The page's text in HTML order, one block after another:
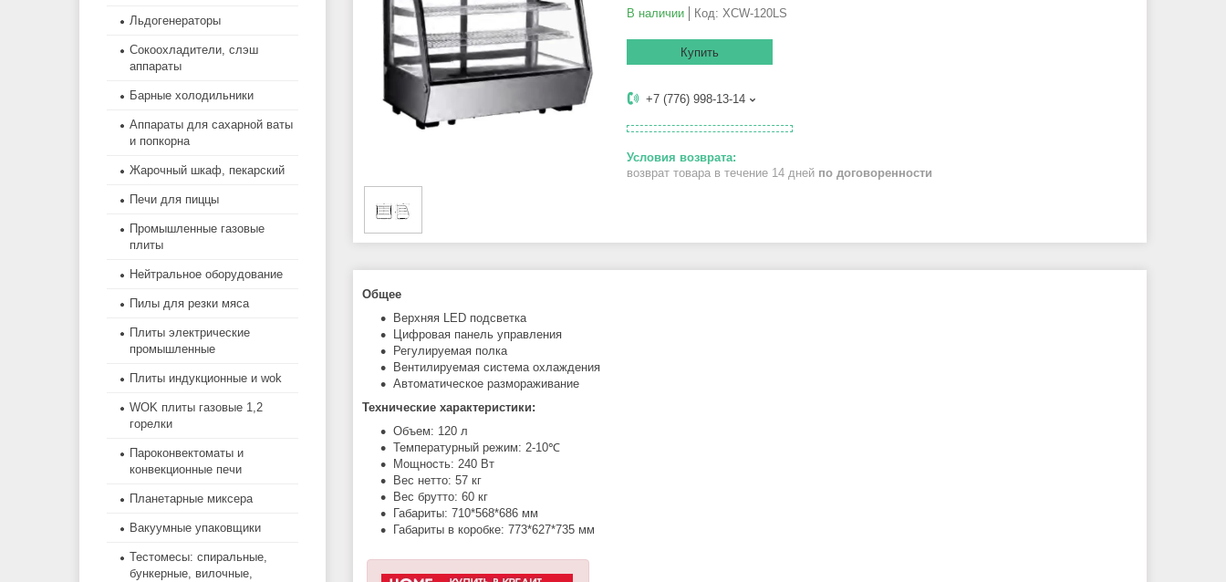
В наличии Код: XCW-120LS
Купить
+7 (776) 998-13-14
возврат товара в течение 14 дней по договоренности
Общее
Верхняя LED подсветка
Цифровая панель управления
Регулируемая полка
Вентилируемая система охлаждения
Автоматическое размораживание
Технические характеристики:
Объем: 120 л
Температурный режим: 2-10℃
Мощность: 240 Вт
Вес нетто: 57 кг
Вес брутто: 60 кг
Габариты: 710*568*686 мм
Габариты в коробке: 773*627*735 мм
Льдогенераторы
Сокоохладители, слэш
аппараты
Барные холодильники
Аппараты для сахарной ваты
и попкорна
Жарочный шкаф, пекарский
Печи для пиццы
Промышленные газовые
плиты
Нейтральное оборудование
Пилы для резки мяса
Плиты электрические
промышленные
Плиты индукционные и wok
WOK плиты газовые 1,2
горелки
Пароконвектоматы и
конвекционные печи
Планетарные миксера
Вакуумные упаковщики
Тестомесы: спиральные,
бункерные, вилочные,